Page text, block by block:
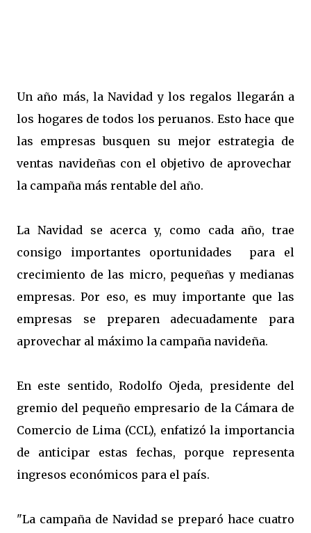
Un año más, la Navidad y los regalos llegarán a
los hogares de todos los peruanos. Esto hace que
las empresas busquen su mejor estrategia de
ventas navideñas con el objetivo de aprovechar
la campaña más rentable del año.
La Navidad se acerca y, como cada año, trae
consigo importantes oportunidades para el
crecimiento de las micro, pequeñas y medianas
empresas. Por eso, es muy importante que las
empresas se preparen adecuadamente para
aprovechar al máximo la campaña navideña.
En este sentido, Rodolfo Ojeda, presidente del
gremio del pequeño empresario de la Cámara de
Comercio de Lima (CCL), enfatizó la importancia
de anticipar estas fechas, porque representa
ingresos económicos para el país.
"La campaña de Navidad se preparó hace cuatro